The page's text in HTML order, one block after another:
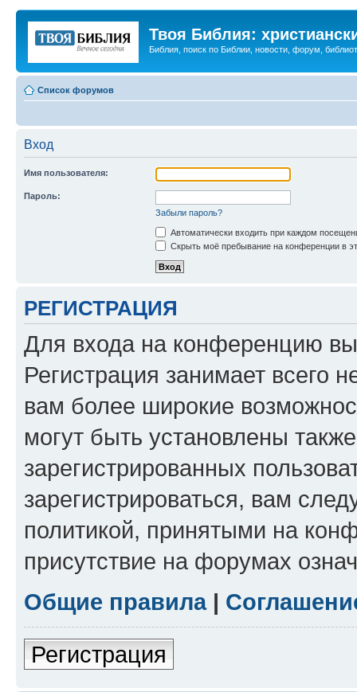
Твоя Библия:
Библия, поиск по Библии, новости, форум,
Список форумов
Вход
Имя пользователя:
Пароль:
Забыли пароль?
Автоматически входить при каждом
Скрыть моё пребывание на конференции в
РЕГИСТРАЦИЯ
Для входа на конференцию
Регистрация занимает всего
вам более широкие
могут быть установлены
зарегистрированных
зарегистрироваться, вам
политикой, принятыми на
присутствие на форумах
Общие правила|
Регистрация